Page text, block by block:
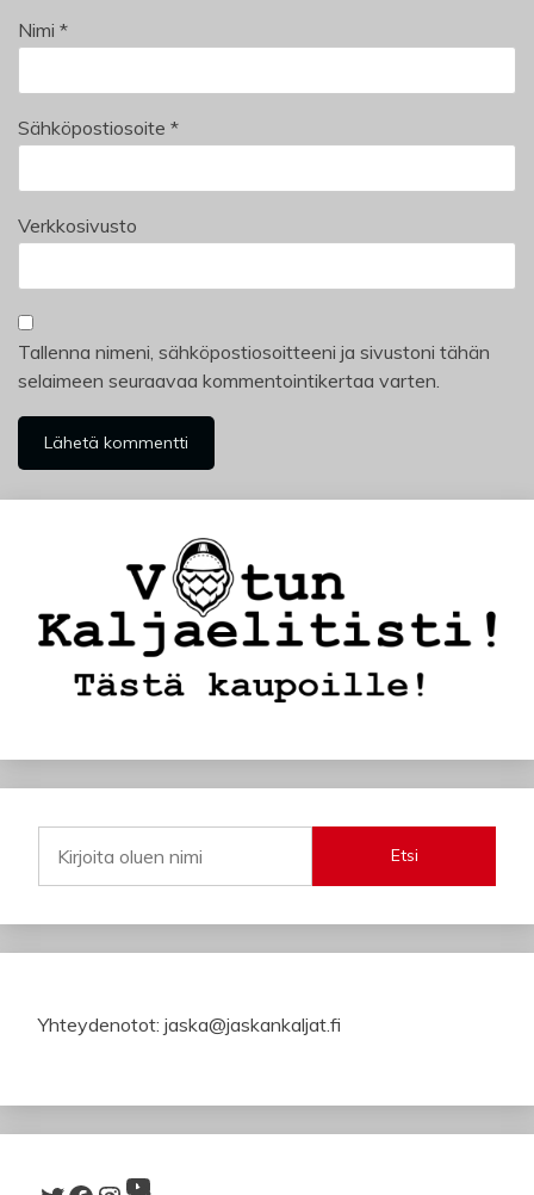
Nimi *
Sähköpostiosoite *
Verkkosivusto
Tallenna nimeni, sähköpostiosoitteeni ja sivustoni tähän
selaimeen seuraavaa kommentointikertaa varten.
Etsi
Yhteydenotot: jaska@jaskankaljat.fi
YouTube